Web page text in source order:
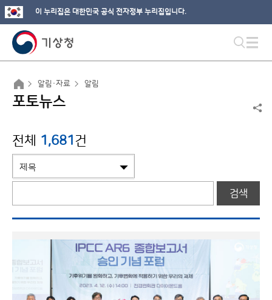
이 누리집은 대한민국 공식 전자정부 누리집입니다.
알림·자료 알림
포토뉴스
전체 1,681건
검색